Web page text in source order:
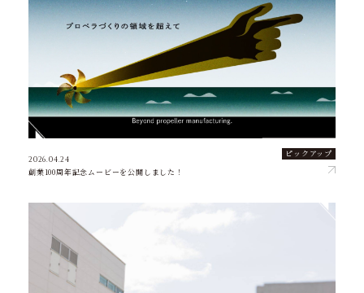
2026.04.24
ピックアップ
創業100周年記念ムービーを公開しました！